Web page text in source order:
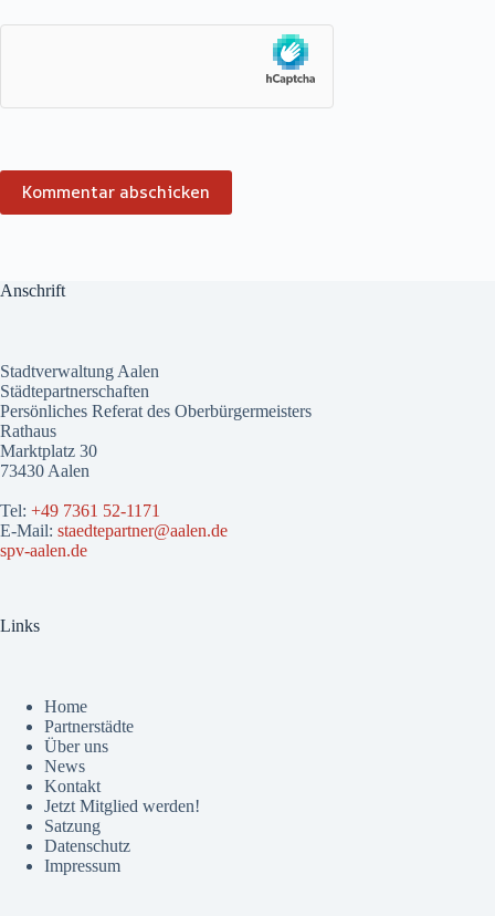
Kommentar abschicken
Anschrift
Stadtverwaltung Aalen
Städtepartnerschaften
Persönliches Referat des Oberbürgermeisters
Rathaus
Marktplatz 30
73430 Aalen
Tel: +49 7361 52-1171
E-Mail: staedtepartner@aalen.de
spv-aalen.de
Links
Home
Partnerstädte
Über uns
News
Kontakt
Jetzt Mitglied werden!
Satzung
Datenschutz
Impressum